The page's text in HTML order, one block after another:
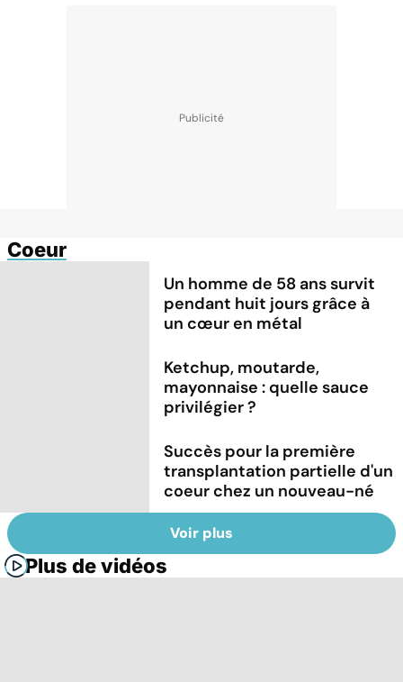
Coeur
Un homme de 58 ans survit
pendant huit jours grâce à
un cœur en métal
Ketchup, moutarde,
mayonnaise : quelle sauce
privilégier ?
Succès pour la première
transplantation partielle d'un
coeur chez un nouveau-né
Voir plus
Plus de vidéos